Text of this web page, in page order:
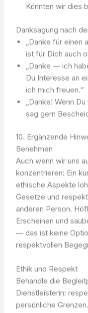
Könnten wir dies
Danksagung nach
„Danke für einen
ist für Dich auch
„Danke — ich
Du Interesse an
ich mich freuen.“
„Danke! Wenn
sag gern
10. Ergänzende
Benehmen
Auch wenn wir uns
konzentrieren: Ein
ethische Aspekte
Gesetze und
anderen Person.
Erscheinen und
— das ist keine
respektvollen
Ethik und Respekt
Behandle die
Dienstleisterin:
persönliche